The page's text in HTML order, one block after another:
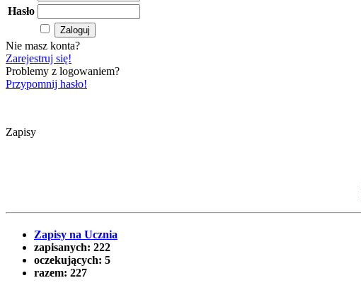
Hasło
Nie masz konta?
Zarejestruj się!
Problemy z logowaniem?
Przypomnij hasło!
Zapisy
Zapisy na Ucznia
zapisanych: 222
oczekujących: 5
razem: 227